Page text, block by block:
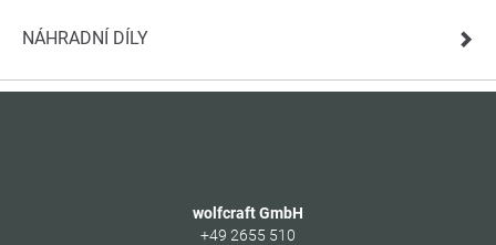
NÁHRADNÍ DÍLY
wolfcraft GmbH
+49 2655 510